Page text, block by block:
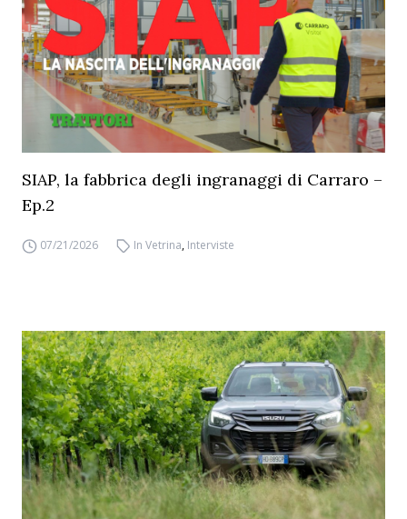
SIAP, la fabbrica degli ingranaggi di Carraro –
Ep.2
07/21/2026 In Vetrina, Interviste